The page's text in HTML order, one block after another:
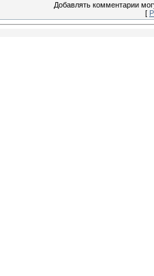
Добавлять комментарии
[